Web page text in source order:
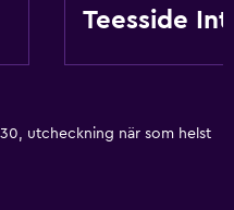
Teesside
utcheckning när som helst